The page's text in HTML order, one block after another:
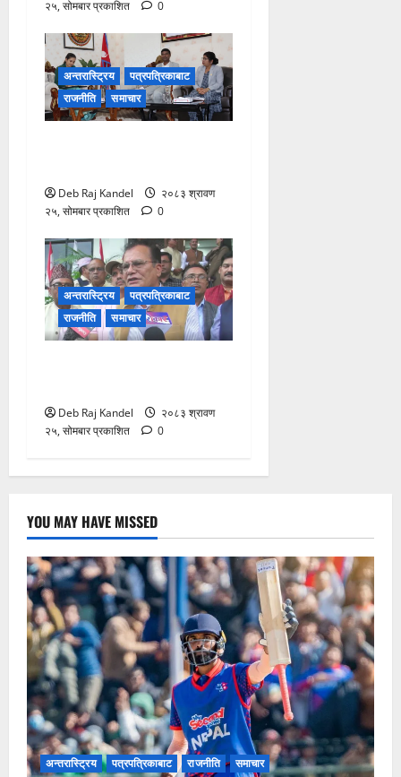
२५, सोमबार प्रकाशित 0
अन्तरास्ट्रिय
पत्रपत्रिकाबाट
राजनीति
समाचार
Deb Raj Kandel
२०८३ श्रावण
२५, सोमबार प्रकाशित
0
अन्तरास्ट्रिय
पत्रपत्रिकाबाट
राजनीति
समाचार
Deb Raj Kandel
२०८३ श्रावण
२५, सोमबार प्रकाशित
0
YOU MAY HAVE MISSED
अन्तरास्ट्रिय पत्रपत्रिकाबाट राजनीति समाचार